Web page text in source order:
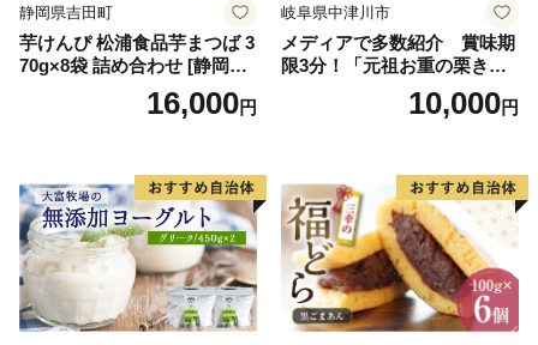
静岡県吉田町
芋けんぴ 松浦食品芋まつば 3
70g×8袋 詰め合わせ [静岡伊
勢丹(松浦食品) 静岡県 吉田町
22424274] 芋ケンピ セット
16,000円
岐阜県中津川市
メディアで多数紹介 賞味期
限3分！「元祖お重の栗きん
とんモンブラン」 【未来の
ご褒美】スイーツ 栗 モンブ
子 菓子 F4N-2298
10,000円